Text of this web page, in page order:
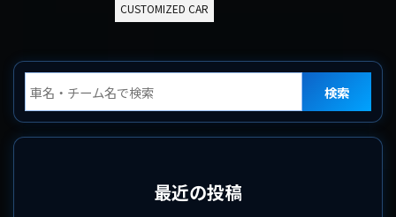
CUSTOMIZED CAR
検索
最近の投稿